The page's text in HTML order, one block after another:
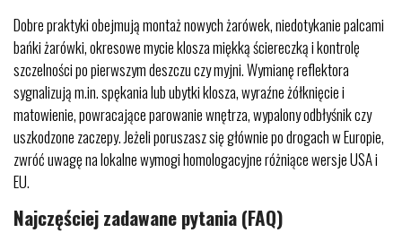
Dobre praktyki obejmują montaż nowych żarówek, niedotykanie palcami
bańki żarówki, okresowe mycie klosza miękką ściereczką i kontrolę
szczelności po pierwszym deszczu czy myjni. Wymianę reflektora
sygnalizują m.in. spękania lub ubytki klosza, wyraźne żółknięcie i
matowienie, powracające parowanie wnętrza, wypalony odbłyśnik czy
uszkodzone zaczepy. Jeżeli poruszasz się głównie po drogach w Europie,
zwróć uwagę na lokalne wymogi homologacyjne różniące wersje USA i
EU.
Najczęściej zadawane pytania (FAQ)